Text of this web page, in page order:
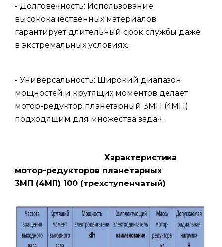
- Долговечность: Использование
высококачественных материалов
гарантирует длительный срок службы даже
в экстремальных условиях.
- Универсальность: Широкий диапазон
мощностей и крутящих моментов делает
мотор-редуктор планетарный 3МП (4МП)
подходящим для множества задач.
Характеристика
мотор-редукторов планетарных
3МП (4МП) 100 (трехступенчатый)